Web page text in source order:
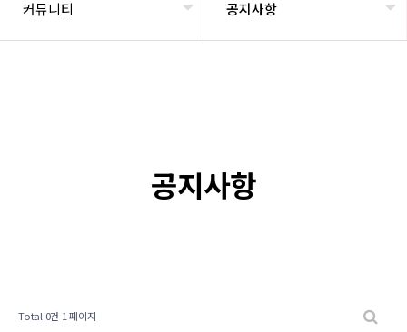
커뮤니티 공지사항
공지사항
Total 0건 1 페이지